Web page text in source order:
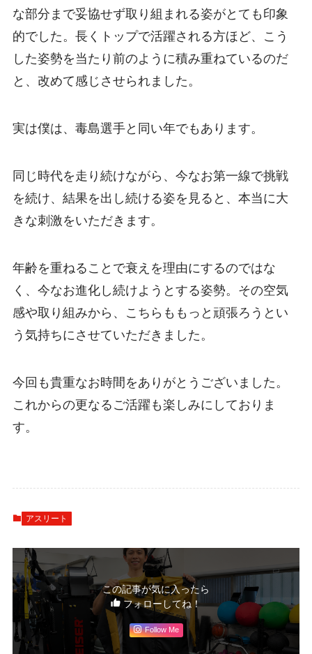
な部分まで妥協せず取り組まれる姿がとても印象
的でした。長くトップで活躍される方ほど、こう
した姿勢を当たり前のように積み重ねているのだ
と、改めて感じさせられました。
実は僕は、毒島選手と同い年でもあります。
同じ時代を走り続けながら、今なお第一線で挑戦
を続け、結果を出し続ける姿を見ると、本当に大
きな刺激をいただきます。
年齢を重ねることで衰えを理由にするのではな
く、今なお進化し続けようとする姿勢。その空気
感や取り組みから、こちらももっと頑張ろうとい
う気持ちにさせていただきました。
今回も貴重なお時間をありがとうございました。
これからの更なるご活躍も楽しみにしておりま
す。
アスリート
この記事が気に入ったら
フォローしてね！
Follow Me